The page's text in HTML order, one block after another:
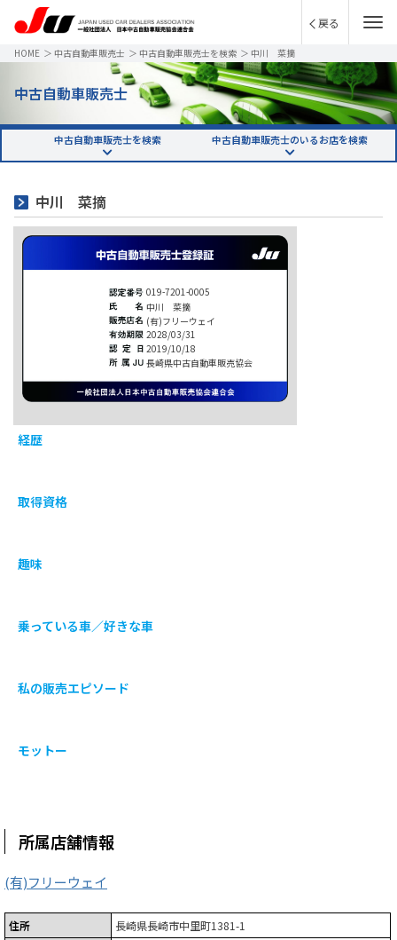
戻る
HOME ＞ 中古自動車販売士 ＞ 中古自動車販売士を検索 ＞ 中川 菜摘
中古自動車販売士
中古自動車販売士を検索 中古自動車販売士のいるお店を検索
中川 菜摘
019-7201-0005
中川 菜摘
(有)フリーウェイ
2028/03/31
2019/10/18
長崎県中古自動車販売協会
経歴
取得資格
趣味
乗っている車／好きな車
私の販売エピソード
モットー
所属店舗情報
(有)フリーウェイ
住所
長崎県長崎市中里町1381-1